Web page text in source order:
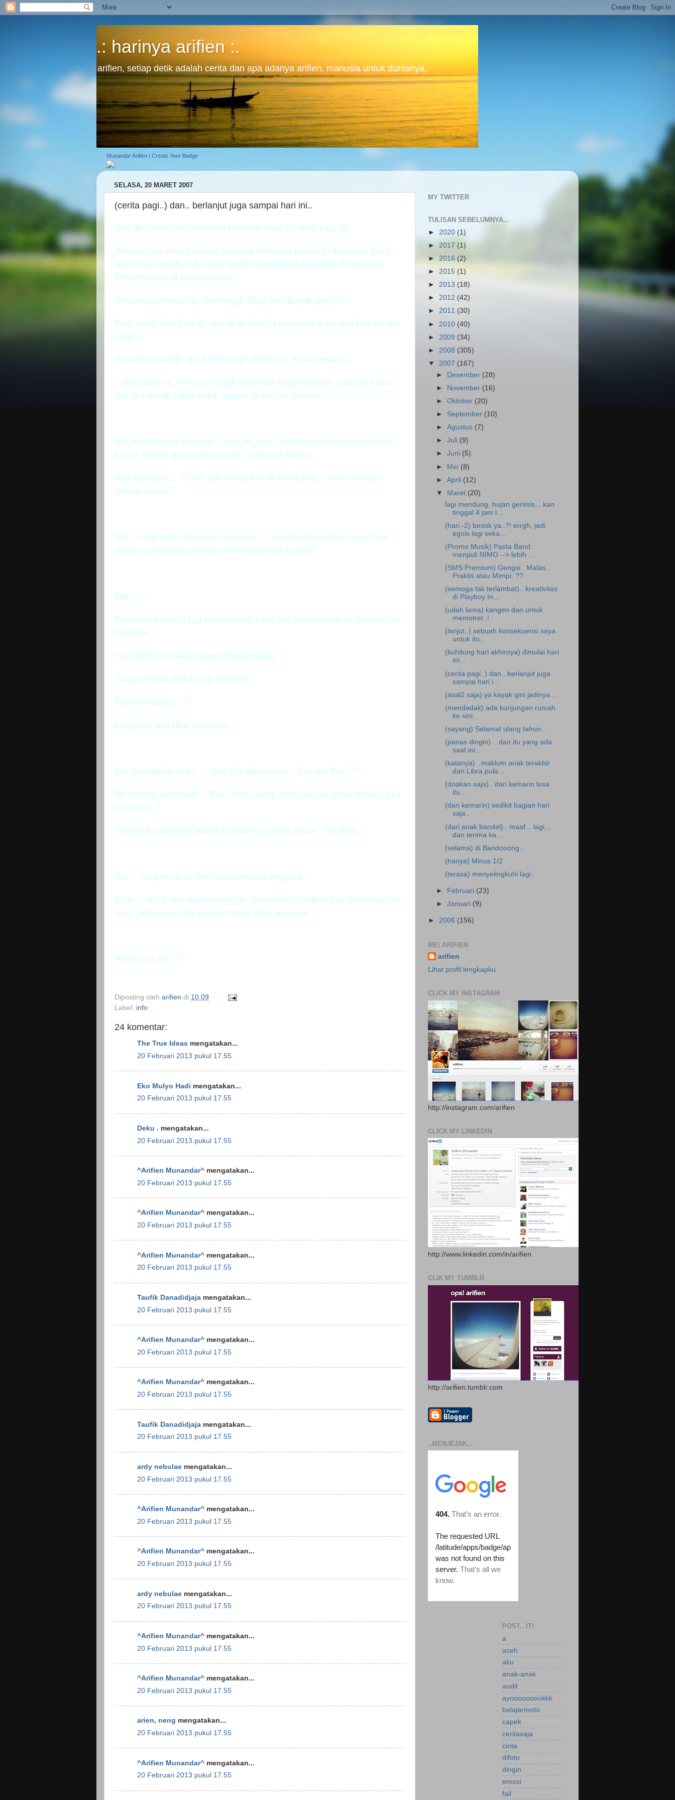
.: harinya arifien :.
arifien, setiap detik adalah cerita dan apa adanya arifien, manusia untuk dunianya.
Munandar Arifien | Create Your Badge
SELASA, 20 MARET 2007
(cerita pagi..) dan.. berlanjut juga sampai hari ini..
Saat aku membawa beberapa kertas ke meja Direktur pagi ini.
Aku sengaja sedikit konsen terhadap beberapa tulisan di dokumen yang
aku bawa, seolah-olah sibuk sendiri memastikan hitungan di kertas itu
betul sebelum di tanda tangani…
Aku sengaja menutup dan menghindari percakapan pagi ini…
Pasti sudah bisa ditebak, aku akan ditanya macam-macam soal kenapa aku
resign..
Surat resmi sudah aku kirimkan ke HRD hari Jumat kemarin..
.. dan pastinya.. berita ini sudah membuat kaget sebagian orang di kantor,
dan aku sudah yakin sudah sampai di telinga Direktur
aku membayang barusan…Pagi ini pula, saataku akan melewati ruang
kantor setelah dari tempat parkir.. melewati kantin…
Ada menyapa… “Fien, ada berita heboh soal kamu, .. kamu kenapa
emang resign?”
Ah… cepat sekali berita ini menyebar…, padahal baru hari Jumat jam 7
malam surat pengunduran diriku aku kirim ke HRD.
Dan…,..
Pikiranku kembali lagi ke dokumen yang aku harus mintakan tanda tangan
Direktur..
Saat lembar ke sekian akan ditandatangan.
Tangan beliau terdiam tak bergerak..
Pikirku kenapa…??
Langsung aku lihat wajahnya….
Dia menatapku tajam…. Aku tiba-tiba berujar “Ada apa Pak..?”
Direkturku menjawab.. “Fien, habis kamu minta tangan ini ke Presdir, kita
bicara ya,..”
“Bisa pak, mungkin setelah makan siang baru selesai” Jawabku…
Ah…. ini pasti akan membahas rencana resignku…
Ehm… mulai aku membayangkan dan menata jawaban dan bisa mengkira-
kira.. pertanyaan dan jawaban yang akan ada nanti…
Wish me Luck..!!!
Diposting oleh arifien di 10.09
Label: info
24 komentar:
The True Ideas mengatakan...
20 Februari 2013 pukul 17.55
Eko Mulyo Hadi mengatakan...
20 Februari 2013 pukul 17.55
Deku . mengatakan...
20 Februari 2013 pukul 17.55
^Arifien Munandar^ mengatakan...
20 Februari 2013 pukul 17.55
^Arifien Munandar^ mengatakan...
20 Februari 2013 pukul 17.55
^Arifien Munandar^ mengatakan...
20 Februari 2013 pukul 17.55
Taufik Danadidjaja mengatakan...
20 Februari 2013 pukul 17.55
^Arifien Munandar^ mengatakan...
20 Februari 2013 pukul 17.55
^Arifien Munandar^ mengatakan...
20 Februari 2013 pukul 17.55
Taufik Danadidjaja mengatakan...
20 Februari 2013 pukul 17.55
ardy nebulae mengatakan...
20 Februari 2013 pukul 17.55
^Arifien Munandar^ mengatakan...
20 Februari 2013 pukul 17.55
^Arifien Munandar^ mengatakan...
20 Februari 2013 pukul 17.55
ardy nebulae mengatakan...
20 Februari 2013 pukul 17.55
^Arifien Munandar^ mengatakan...
20 Februari 2013 pukul 17.55
^Arifien Munandar^ mengatakan...
20 Februari 2013 pukul 17.55
arien, neng mengatakan...
20 Februari 2013 pukul 17.55
^Arifien Munandar^ mengatakan...
20 Februari 2013 pukul 17.55
MY TWITTER
TULISAN SEBELUMNYA...
► 2020 (1)
► 2017 (1)
► 2016 (2)
► 2015 (1)
► 2013 (18)
► 2012 (42)
► 2011 (30)
► 2010 (40)
► 2009 (34)
► 2008 (305)
▼ 2007 (167)
► Desember (28)
►
November (16)
►Oktober (20)
► September (10)
►Agustus (7)
►Juli (9)
►Juni (5)
► Mei (8)
►April (12)
▼
Maret (20)
lagi mendung, hujan gerimis... kan
tinggal 4 jam l...
(hari -2) besok ya..?! errgh, jadi
egois lagi seka...
(Promo Musik) Pasta Band..
menjadi NIMO --> lebih ...
(SMS Premium) Gengsi.. Malas..
Praktis atau Mimpi..??
(semoga tak terlambat).. kreativitas
di Playboy In...
(udah lama) kangen dan untuk
memotret..!
(lanjut..) sebuah konsekuensi saya
untuk itu...
(kuhitung hari akhirnya) dimulai hari
ini...
(cerita pagi..) dan.. berlanjut juga
sampai hari i...
(asal2 saja) ya kayak gini jadinya....
(mendadak) ada kunjungan rumah
ke sini..
(sayang) Selamat ulang tahun...
(panas dingin) .. dan itu yang ada
saat ini..
(katanya) ..maklum anak terakhir
dan Libra pula...
(doakan saja).. dari kemarin lusa
itu...
(dari kemarin) sedikit bagian hari
saja..
(dari anak bandel).. maaf... lagi..,
dan terima ka...
(selama) di Bandooong..
(hanya) Minus 1/2
(terasa) menyelingkuhi lagi..
► Februari (23)
►Januari (9)
► 2006 (156)
ME! ARIFIEN
arifien
Lihat profil lengkapku
CLICK MY INSTAGRAM
http://instagram.com/arifien
CLICK MY LINKEDIN
http://www.linkedin.com/in/arifien
CLIK MY TUMBLR
http://arifien.tumblr.com
..MENJEJAK...
POST.. IT!
a
aceh
aku
anak-anak
audit
ayooooooookkk
belajarmoto
capek
ceritasaja
cinta
difoto
dingin
emosi
fail